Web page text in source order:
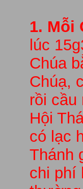
1. Mỗi
lúc
Chúa
Chúạ,
rồi cầu
Hội
có lạc
Thánh
chi phí